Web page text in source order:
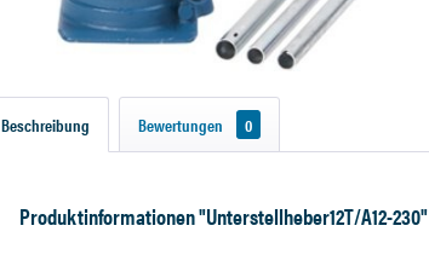
Beschreibung Bewertungen 0
Produktinformationen "Unterstellheber12T/A12-230"